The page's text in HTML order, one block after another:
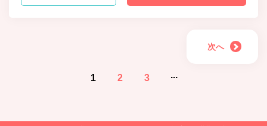
次へ
1 2 3 ...